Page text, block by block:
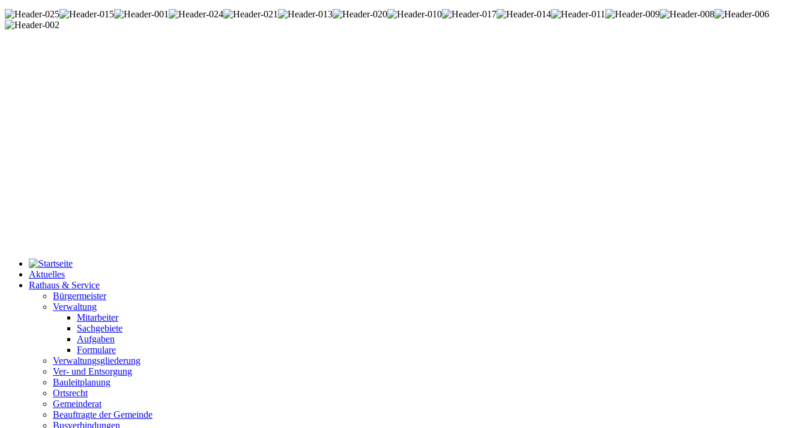
Aktuelles
Rathaus & Service
Bürgermeister
Verwaltung
Mitarbeiter
Sachgebiete
Aufgaben
Formulare
Verwaltungsgliederung
Ver- und Entsorgung
Bauleitplanung
Ortsrecht
Gemeinderat
Beauftragte der Gemeinde
Busverbindungen